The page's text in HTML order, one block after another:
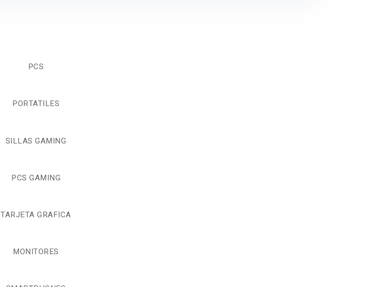
PCS
PORTATILES
SILLAS GAMING
PCS GAMING
TARJETA GRAFICA
MONITORES